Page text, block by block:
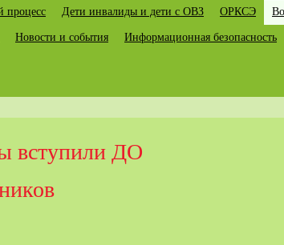
процесс Дети инвалиды и дети с ОВЗ ОРКСЭ
Новости и события Информационная безопасность
вступили ДО